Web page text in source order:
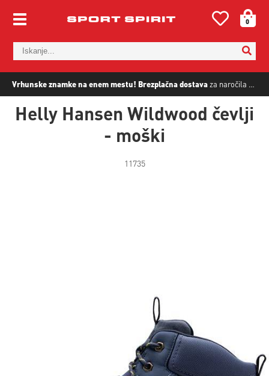
Vrhunske znamke na enem mestu! Brezplačna dostavaza naročila nad
0
Helly Hansen Wildwood čevlji
- moški
11735